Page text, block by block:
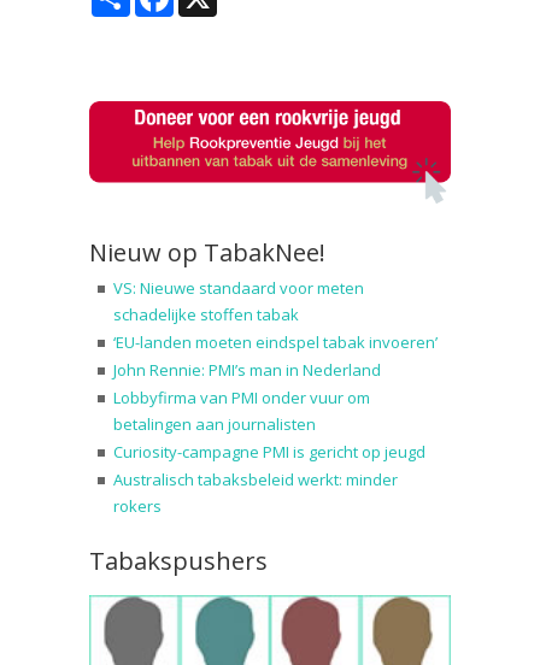
Nieuw op TabakNee!
VS: Nieuwe standaard voor meten
schadelijke stoffen tabak
‘EU-landen moeten eindspel tabak invoeren’
John Rennie: PMI’s man in Nederland
Lobbyfirma van PMI onder vuur om
betalingen aan journalisten
Curiosity-campagne PMI is gericht op jeugd
Australisch tabaksbeleid werkt: minder
rokers
Tabakspushers